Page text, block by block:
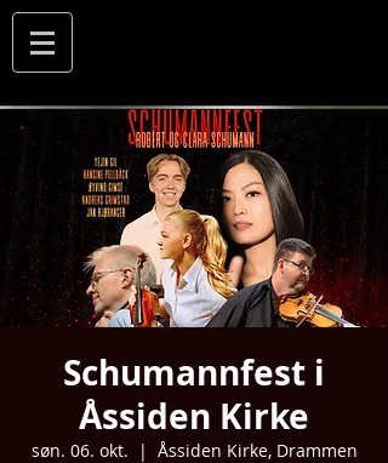
Schumannfest i
Åssiden Kirke
søn. 06. okt.
  |
Åssiden Kirke, Drammen